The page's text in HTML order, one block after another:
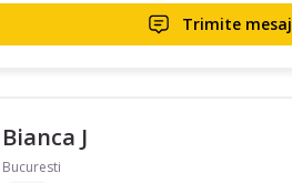
Trimite mesaj
Bianca J
Bucuresti